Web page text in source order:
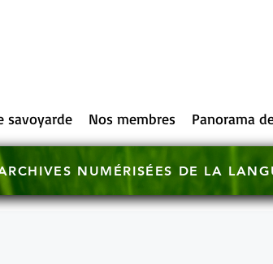
savoyarde Nos membres Panorama
NUMÉRISÉES DE LA